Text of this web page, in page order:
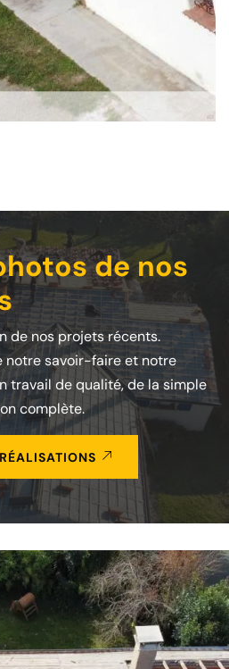
de nos
de nos projets récents.
notre savoir-faire et notre
travail de qualité, de la simple
complète.